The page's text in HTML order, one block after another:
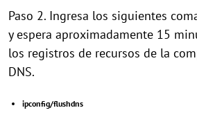
Paso 2. Ingresa los siguientes
y espera aproximadamente 15
los registros de recursos de la
DNS.
ipconfig/flushdns